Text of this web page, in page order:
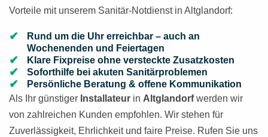
Vorteile mit unserem Sanitär-Notdienst in Altglandorf:
Rund um die Uhr erreichbar – auch an
Wochenenden und Feiertagen
Klare Fixpreise ohne versteckte Zusatzkosten
Soforthilfe bei akuten Sanitärproblemen
Persönliche Beratung & offene Kommunikation
Als Ihr günstiger Installateur in Altglandorfwerden wir
von zahlreichen Kunden empfohlen. Wir stehen für
Zuverlässigkeit, Ehrlichkeit und faire Preise. Rufen Sie uns